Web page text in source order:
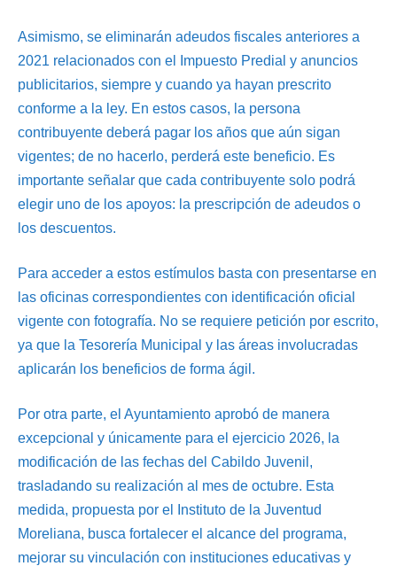
Asimismo, se eliminarán adeudos fiscales anteriores a
2021 relacionados con el Impuesto Predial y anuncios
publicitarios, siempre y cuando ya hayan prescrito
conforme a la ley. En estos casos, la persona
contribuyente deberá pagar los años que aún sigan
vigentes; de no hacerlo, perderá este beneficio. Es
importante señalar que cada contribuyente solo podrá
elegir uno de los apoyos: la prescripción de adeudos o
los descuentos.
Para acceder a estos estímulos basta con presentarse en
las oficinas correspondientes con identificación oficial
vigente con fotografía. No se requiere petición por escrito,
ya que la Tesorería Municipal y las áreas involucradas
aplicarán los beneficios de forma ágil.
Por otra parte, el Ayuntamiento aprobó de manera
excepcional y únicamente para el ejercicio 2026, la
modificación de las fechas del Cabildo Juvenil,
trasladando su realización al mes de octubre. Esta
medida, propuesta por el Instituto de la Juventud
Moreliana, busca fortalecer el alcance del programa,
mejorar su vinculación con instituciones educativas y